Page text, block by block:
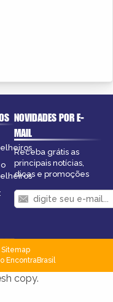
NOVIDADES POR E-
MAIL
Receba grátis as
principais notícias,
dicas e promoções
Sitemap
EncontraBrasil
copy.